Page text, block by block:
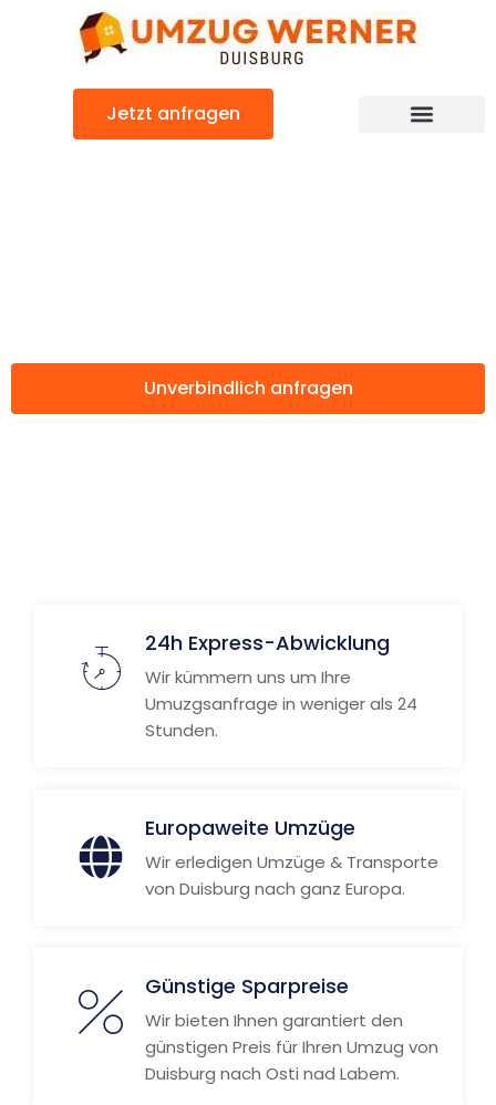
Jetzt anfragen
Unverbindlich anfragen
24h Express-Abwicklung
Wir kümmern uns um Ihre
Umuzgsanfrage in weniger als 24
Stunden.
Europaweite Umzüge
Wir erledigen Umzüge & Transporte
von Duisburg nach ganz Europa.
Günstige Sparpreise
Wir bieten Ihnen garantiert den
günstigen Preis für Ihren Umzug von
Duisburg nach Osti nad Labem.